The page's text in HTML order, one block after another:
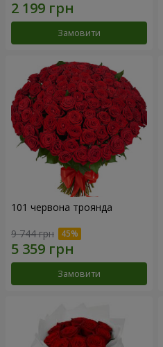
Замовити
101 червона троянда
9 744 грн
Замовити